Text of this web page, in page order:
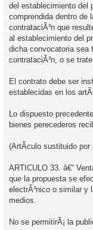
del establecimiento del
comprendida dentro de
contrataciÃ³n que
al establecimiento del
dicha convocatoria sea
contrataciÃ³n, o se
El contrato debe ser
establecidas en los
Lo dispuesto
bienes perecederos
(ArtÃ­culo sustituido por
ARTICULO 33. â€“
que la propuesta se
electrÃ³nico o similar y
medios.
No se permitirÃ¡ la